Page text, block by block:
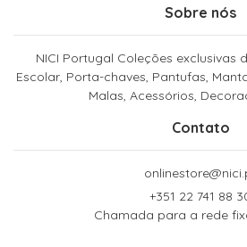
Sobre nós
NICI Portugal Coleções exclusivas
Escolar, Porta-chaves, Pantufas,
Malas, Acessórios,
Contato
+351 22 741 88
Chamada para a rede